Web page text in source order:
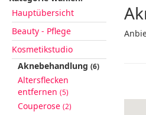
Hauptübersicht
Beauty - Pflege
Kosmetikstudio
Aknebehandlung (6)
Altersflecken
entfernen (5)
Couperose (2)